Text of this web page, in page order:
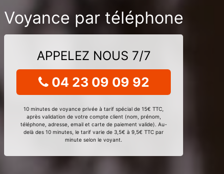
Voyance par téléphone
APPELEZ NOUS 7/7
04 23 09 09 92
10 minutes de voyance privée à tarif spécial de 15€ TTC,
après validation de votre compte client (nom, prénom,
téléphone, adresse, email et carte de paiement valide). Au-
delà des 10 minutes, le tarif varie de 3,5€ à 9,5€ TTC par
minute selon le voyant.